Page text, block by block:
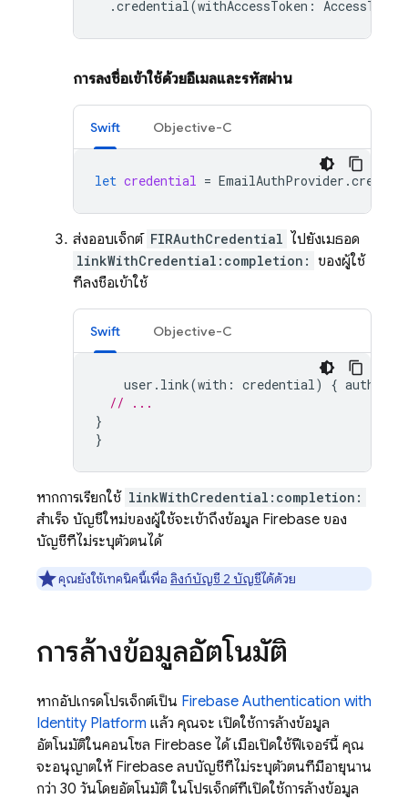
.credential(withAccessToken : AccessToken
การลงชื่อเข้าใช้ด้วยอีเมลและรหัสผ่าน
Swift Objective-C
let credential = EmailAuthProvider .
ส่งออบเจ็กต์ FIRAuthCredential ไปยังเมธอด
linkWithCredential:completion: ของผู้ใช้
ที่ลงชื่อเข้าใช้
Swift Objective-C
user . link(with : credential) {
// ...
}
}
หากการเรียกใช้ linkWithCredential:completion:
สำเร็จ บัญชีใหม่ของผู้ใช้จะเข้าถึงข้อมูล Firebase ของ
บัญชีที่ไม่ระบุตัวตนได้
คุณยังใช้เทคนิคนี้เพื่อ ลิงก์บัญชี 2 บัญชีได้ด้วย
การล้างข้อมูลอัตโนมัติ
หากอัปเกรดโปรเจ็กต์เป็น Firebase Authentication with
Identity Platform แล้ว คุณจะ เปิดใช้การล้างข้อมูล
อัตโนมัติในคอนโซล Firebase ได้ เมื่อเปิดใช้ฟีเจอร์นี้ คุณ
จะอนุญาตให้ Firebase ลบบัญชีที่ไม่ระบุตัวตนที่มีอายุนาน
กว่า 30 วันโดยอัตโนมัติ ในโปรเจ็กต์ที่เปิดใช้การล้างข้อมูล